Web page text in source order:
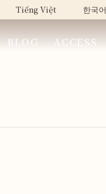
BLOG ACCESS
Tiếng Việt 한국어